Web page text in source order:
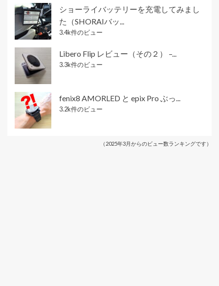
ショーライバッテリーを充電してみまし
た（SHORAIバッ...
3.4k件のビュー
Libero Flip レビュー（その２） –...
3.3k件のビュー
fenix8 AMORLED と epix Pro ぶっ...
3.2k件のビュー
（2025年3月からのビュー数ランキングです）